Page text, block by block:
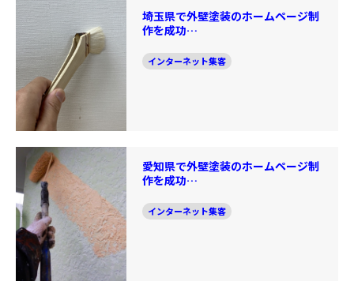
埼玉県で外壁塗装のホームページ制
作を成功…
インターネット集客
愛知県で外壁塗装のホームページ制
作を成功…
インターネット集客